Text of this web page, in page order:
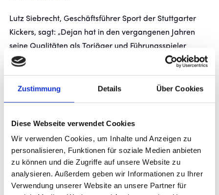
Zustimmung Details Über Cookies
Diese Webseite verwendet Cookies
Wir verwenden Cookies, um Inhalte und Anzeigen zu
personalisieren, Funktionen für soziale Medien anbieten
zu können und die Zugriffe auf unsere Website zu
analysieren. Außerdem geben wir Informationen zu Ihrer
Verwendung unserer Website an unsere Partner für
Lutz Siebrecht, Geschäftsführer Sport der Stuttgarter
Kickers, sagt: „Dejan hat in den vergangenen Jahren
seine Qualitäten als Torjäger und Führungsspieler
regelmäßig unter Beweis gestellt. Er bringt Erfahrung,
Präsenz und Abschlussstärke mit. Wir sind überzeugt,
dass er unserer Mannschaft mit seiner Art Fußball zu
spielen und seiner langjährigen Erfahrung wichtige
Dejan Bozic sagt: „Ich freue mich bei einem so
großartigen Traditionsverein spielen zu dürfen und
wieder näher an meiner Heimat zu sein. Jetzt geht es für
mich darum, die Mannschaft schnell kennenzulernen,
gemeinsam hart zu arbeiten und möglichst erfolgreich